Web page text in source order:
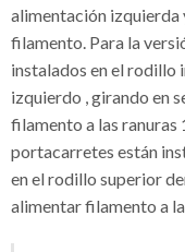
alimentación izquierda
filamento. Para la
instalados en el rodillo
izquierdo , girando en
filamento a las ranuras
portacarretes están
en el rodillo superior
alimentar filamento a